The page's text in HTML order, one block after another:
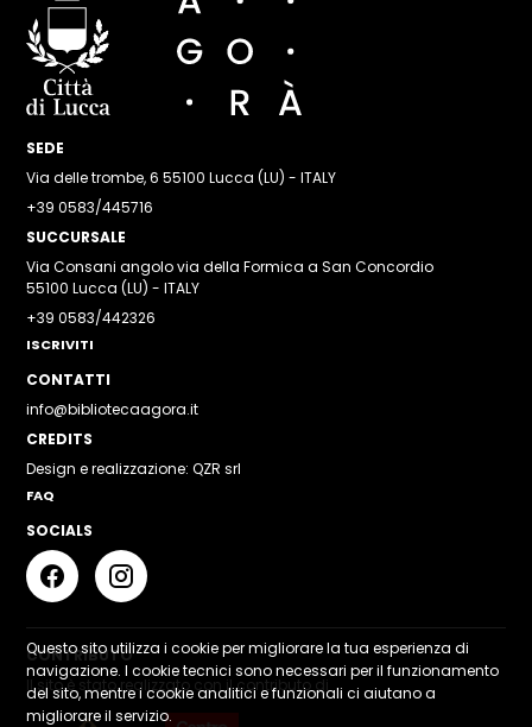
Questo sito utilizza i cookie per migliorare la tua esperienza di
navigazione. I cookie tecnici sono necessari per il funzionamento
del sito, mentre i cookie analitici e funzionali ci aiutano a
migliorare il servizio.
SEDE
Via delle trombe, 6 55100 Lucca (LU) - ITALY
+39 0583/445716
SUCCURSALE
Via Consani angolo via della Formica a San Concordio
55100 Lucca (LU) - ITALY
+39 0583/442326
ISCRIVITI
CONTATTI
info@bibliotecaagora.it
CREDITS
Design e realizzazione: QZR srl
FAQ
SOCIALS
CONTRIBUTO
Il sito è stato realizzato con il contributo di